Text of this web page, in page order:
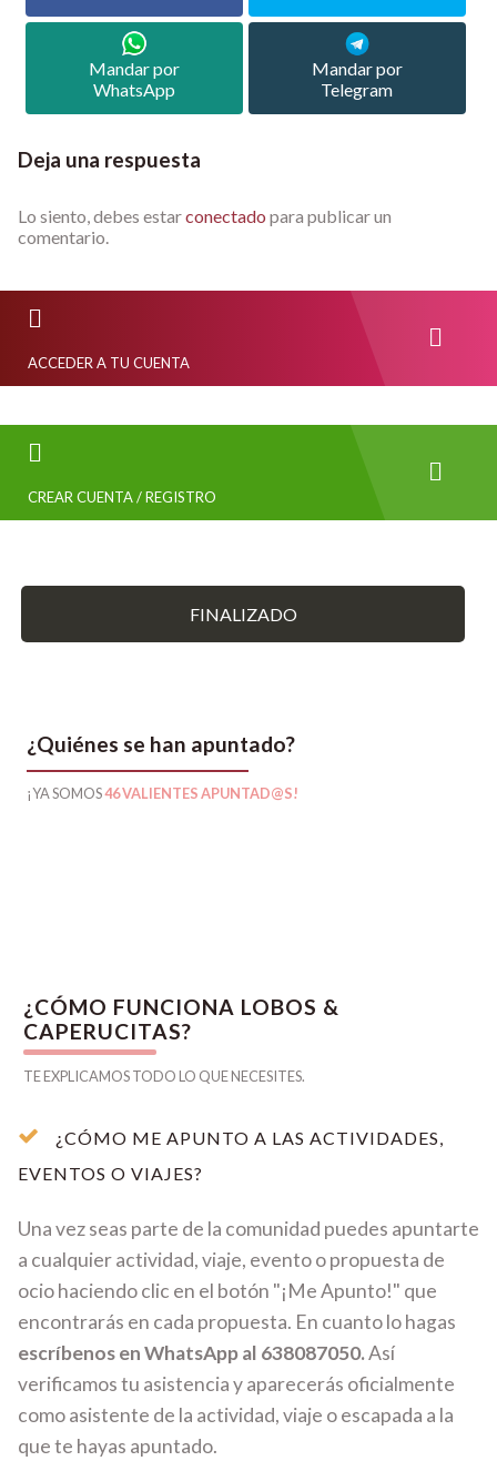
Mandar por
WhatsApp
Mandar por
Telegram
Deja una respuesta
Lo siento, debes estarconectado para publicar un
comentario.
ACCEDER A TU CUENTA
CREAR CUENTA / REGISTRO
FINALIZADO
¿Quiénes se han apuntado?
¡YA SOMOS46 VALIENTES APUNTAD@S!
¿CÓMO FUNCIONA LOBOS &
CAPERUCITAS?
TE EXPLICAMOS TODO LO QUE NECESITES.
¿CÓMO ME APUNTO A LAS ACTIVIDADES,
EVENTOS O VIAJES?
Una vez seas parte de la comunidad puedes apuntarte
a cualquier actividad, viaje, evento o propuesta de
ocio haciendo clic en el botón "¡Me Apunto!" que
encontrarás en cada propuesta. En cuanto lo hagas
escríbenos en WhatsApp al 638087050.Así
verificamos tu asistencia y aparecerás oficialmente
como asistente de la actividad, viaje o escapada a la
que te hayas apuntado.